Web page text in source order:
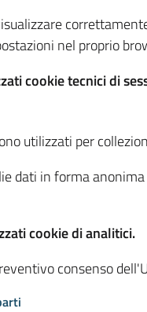
nel proprio
cookie tecnici di
utilizzati per
dati in forma
cookie di analitici.
consenso